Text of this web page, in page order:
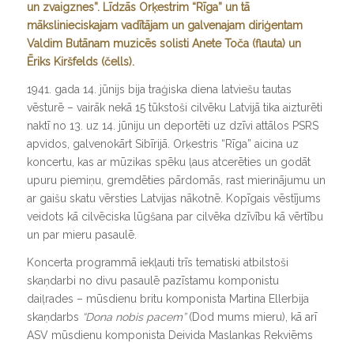
un zvaigznes”. Līdzās Orķestrim “Rīga” un tā
mākslinieciskajam vadītājam un galvenajam diriģentam
Valdim Butānam muzicēs solisti Anete Toča (flauta) un
Ēriks Kiršfelds (čells).
1941. gada 14. jūnijs bija traģiska diena latviešu tautas
vēsturē – vairāk nekā 15 tūkstoši cilvēku Latvijā tika aizturēti
naktī no 13. uz 14. jūniju un deportēti uz dzīvi attālos PSRS
apvidos, galvenokārt Sibīrijā. Orķestris “Rīga” aicina uz
koncertu, kas ar mūzikas spēku ļaus atcerēties un godāt
upuru piemiņu, gremdēties pārdomās, rast mierinājumu un
ar gaišu skatu vērsties Latvijas nākotnē. Kopīgais vēstījums
veidots kā cilvēciska lūgšana par cilvēka dzīvību kā vērtību
un par mieru pasaulē.
Koncerta programmā iekļauti trīs tematiski atbilstoši
skaņdarbi no divu pasaulē pazīstamu komponistu
daiļrades – mūsdienu britu komponista Martina Ellerbija
skaņdarbs “Dona nobis pacem”(Dod mums mieru), kā arī
ASV mūsdienu komponista Deivida Maslankas Rekviēms